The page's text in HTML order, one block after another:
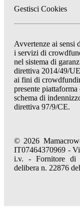
Gestisci Cookies
Avvertenze ai sensi
i servizi di
nel sistema di
direttiva 2014/49/
ai fini di
presente
schema di
direttiva 97/9/CE.
© 2026
IT07464370969 -
i.v. - Fornitore di
delibera n. 22876